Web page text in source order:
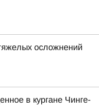
осложнений
в кургане Чинге-